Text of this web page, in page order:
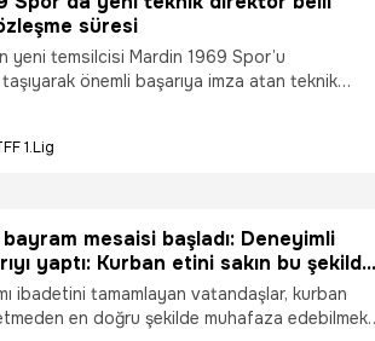
süresi
yeni temsilcisi Mardin 1969 Spor’u
önemli başarıya imza atan teknik
1.Lig
mesaisi başladı: Deneyimli
yaptı: Kurban etini sakın bu şekilde
ibadetini tamamlayan vatandaşlar, kurban
en doğru şekilde muhafaza edebilmek